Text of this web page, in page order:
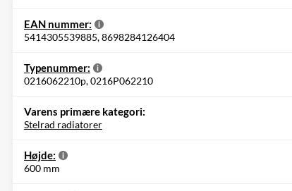
EAN nummer:
5414305539885, 8698284126404
Typenummer:
0216062210p, 0216P062210
Varens primære kategori:
Stelrad radiatorer
Højde:
600 mm